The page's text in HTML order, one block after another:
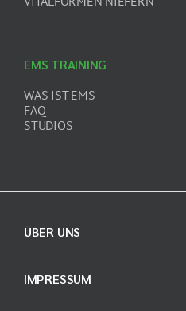
EMS TRAINING
WAS IST EMS
FAQ
STUDIOS
ÜBER UNS
IMPRESSUM